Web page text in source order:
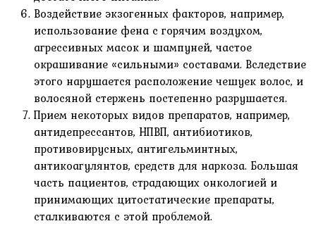
Воздействие экзогенных факторов, например,
использование фена с горячим воздухом,
агрессивных масок и шампуней, частое
окрашивание «сильными» составами. Вследствие
этого нарушается расположение чешуек волос, и
волосяной стержень постепенно разрушается.
Прием некоторых видов препаратов, например,
антидепрессантов, НПВП, антибиотиков,
противовирусных, антигельминтных,
антикоагулянтов, средств для наркоза. Большая
часть пациентов, страдающих онкологией и
принимающих цитостатические препараты,
сталкиваются с этой проблемой.